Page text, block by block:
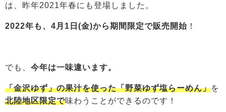
は、昨年2021年春にも登場しました。
2022年も、4月1日(金)から期間限定で販売開始 ！
でも、 今年は一味違います。
「金沢ゆず」の果汁を使った「野菜ゆず塩らーめん」を
北陸地区限定で味わうことができるのです！